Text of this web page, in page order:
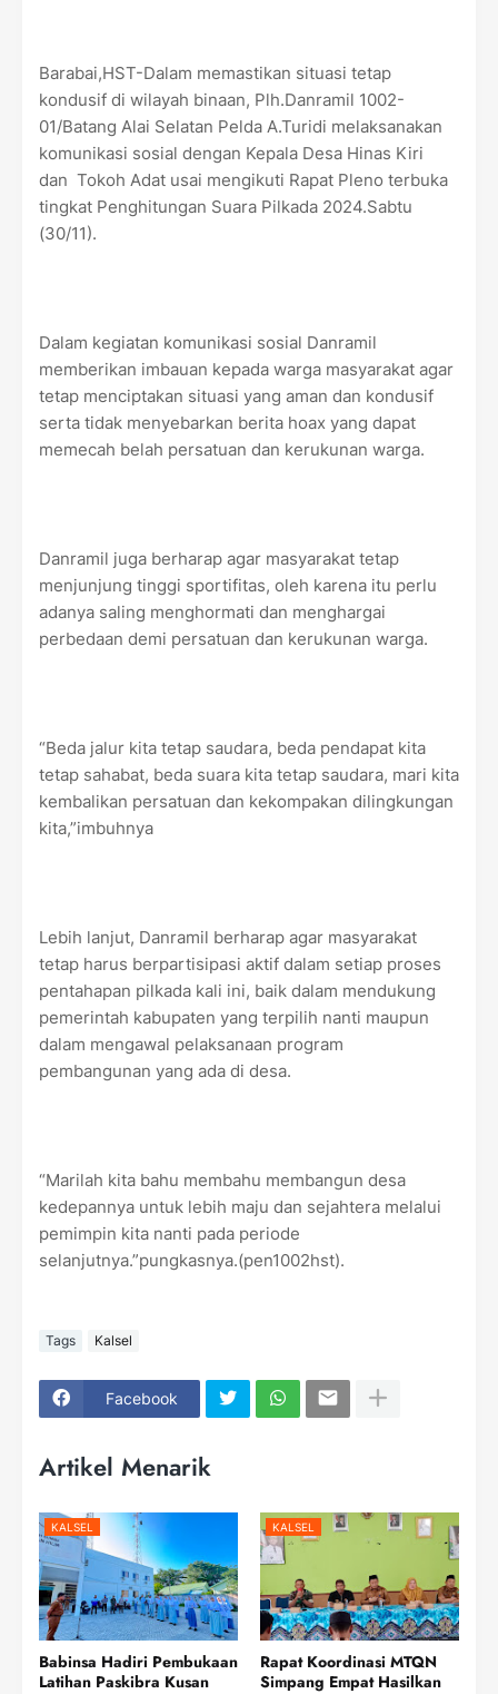
Barabai,HST-Dalam memastikan situasi tetap
kondusif di wilayah binaan, Plh.Danramil 1002-
01/Batang Alai Selatan Pelda A.Turidi melaksanakan
komunikasi sosial dengan Kepala Desa Hinas Kiri
dan Tokoh Adat usai mengikuti Rapat Pleno terbuka
tingkat Penghitungan Suara Pilkada 2024.Sabtu
(30/11).
Dalam kegiatan komunikasi sosial Danramil
memberikan imbauan kepada warga masyarakat agar
tetap menciptakan situasi yang aman dan kondusif
serta tidak menyebarkan berita hoax yang dapat
memecah belah persatuan dan kerukunan warga.
Danramil juga berharap agar masyarakat tetap
menjunjung tinggi sportifitas, oleh karena itu perlu
adanya saling menghormati dan menghargai
perbedaan demi persatuan dan kerukunan warga.
“Beda jalur kita tetap saudara, beda pendapat kita
tetap sahabat, beda suara kita tetap saudara, mari kita
kembalikan persatuan dan kekompakan dilingkungan
kita,”imbuhnya
Lebih lanjut, Danramil berharap agar masyarakat
tetap harus berpartisipasi aktif dalam setiap proses
pentahapan pilkada kali ini, baik dalam mendukung
pemerintah kabupaten yang terpilih nanti maupun
dalam mengawal pelaksanaan program
pembangunan yang ada di desa.
“Marilah kita bahu membahu membangun desa
kedepannya untuk lebih maju dan sejahtera melalui
pemimpin kita nanti pada periode
selanjutnya.”pungkasnya.(pen1002hst).
Tags Kalsel
Facebook
Artikel Menarik
KALSEL
Babinsa Hadiri Pembukaan
Latihan Paskibra Kusan
KALSEL
Rapat Koordinasi MTQN
Simpang Empat Hasilkan